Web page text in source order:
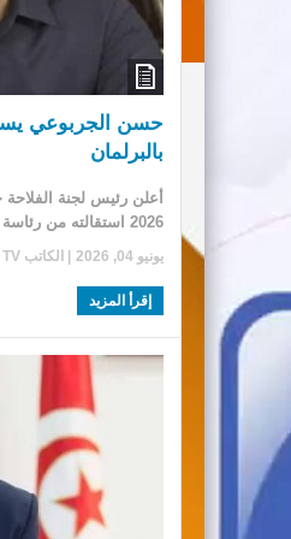
حسن الجربوعي
بالبرلمان
2026 استقالته من رئاسة اللجنة رفضًا لما اعتبره '' ...
يونيو 04, 2026 | الكاتب
إقرأ المزيد